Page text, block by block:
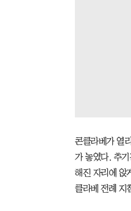
콘클라베가 열
가 놓였다. 추
해진 자리에 앉
클라베 전례 지